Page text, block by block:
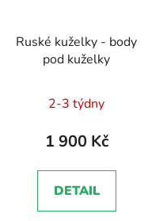
Ruské kuželky - body
pod kuželky
hodnocení
produktu
5,0
z
2-3 týdny
1 900 Kč
DETAIL